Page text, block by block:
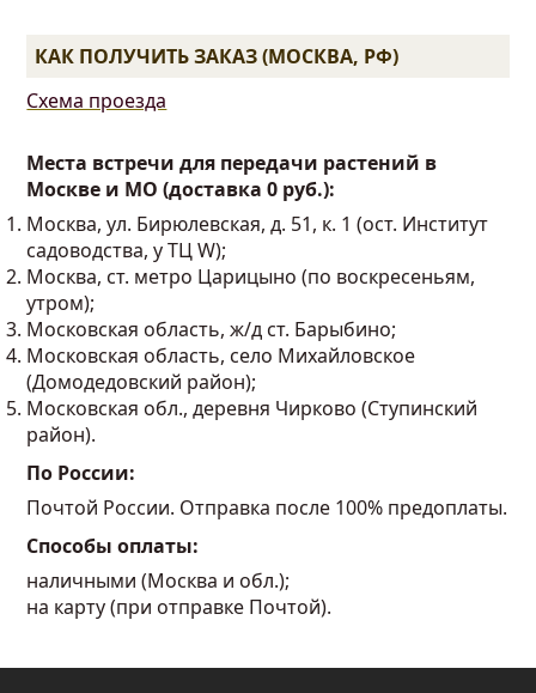
КАК ПОЛУЧИТЬ ЗАКАЗ (МОСКВА, РФ)
Схема проезда
Места встречи для передачи растений в
Москве и МО (доставка 0 руб.):
Москва, ул. Бирюлевская, д. 51, к. 1 (ост. Институт
садоводства, у ТЦ W);
Москва, ст. метро Царицыно (по воскресеньям,
утром);
Московская область, ж/д ст. Барыбино;
Московская область, село Михайловское
(Домодедовский район);
Московская обл., деревня Чирково (Ступинский
район).
По России:
Почтой России. Отправка после 100% предоплаты.
Способы оплаты:
наличными (Москва и обл.);
на карту (при отправке Почтой).